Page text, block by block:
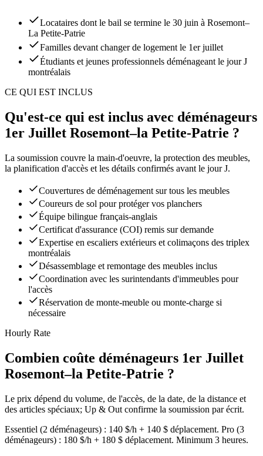
Locataires dont le bail se termine le 30 juin à Rosemont–
La Petite-Patrie
Familles devant changer de logement le 1er juillet
Étudiants et jeunes professionnels déménageant le jour J
montréalais
CE QUI EST INCLUS
Qu'est-ce qui est inclus avec déménageurs
1er Juillet Rosemont–la Petite-Patrie ?
La soumission couvre la main-d'oeuvre, la protection des meubles,
la planification d'accès et les détails confirmés avant le jour J.
Couvertures de déménagement sur tous les meubles
Coureurs de sol pour protéger vos planchers
Équipe bilingue français-anglais
Certificat d'assurance (COI) remis sur demande
Expertise en escaliers extérieurs et colimaçons des triplex
montréalais
Désassemblage et remontage des meubles inclus
Coordination avec les surintendants d'immeubles pour
l'accès
Réservation de monte-meuble ou monte-charge si
nécessaire
Hourly Rate
Combien coûte déménageurs 1er Juillet
Rosemont–la Petite-Patrie ?
Le prix dépend du volume, de l'accès, de la date, de la distance et
des articles spéciaux; Up & Out confirme la soumission par écrit.
Essentiel (2 déménageurs) : 140 $/h + 140 $ déplacement. Pro (3
déménageurs) : 180 $/h + 180 $ déplacement. Minimum 3 heures.